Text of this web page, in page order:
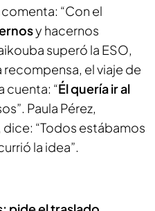
“Con el
y hacernos
superó la ESO,
recompensa, el viaje de
cuenta: “Él quería ir al
Paula Pérez,
“Todos estábamos
la idea”.